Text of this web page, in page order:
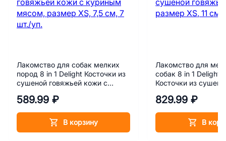
Лакомство для собак мелких
пород 8 in 1 Delight Косточки из
сушеной говяжьей кожи с
см, 7 шт./уп.
589.99 ₽
В корзину
Лакомство для
собак 8 in 1 Delight
Косточки из
829.99 ₽
В